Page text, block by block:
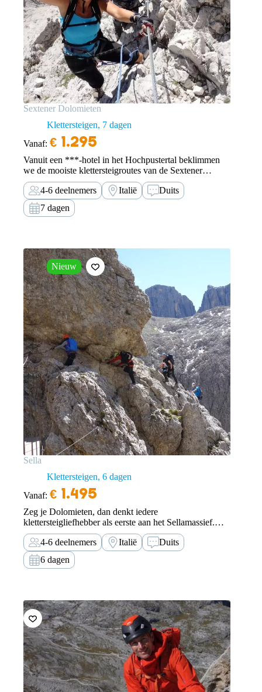
Sextener Dolomieten
Klettersteigen 7 dagen
Vanaf: € 1.295
Vanuit een ***-hotel in het Hochpustertal beklimmen
we de mooiste klettersteigroutes van de Sextener
Dolomieten, de bakermat van het klettersteigen.
4-6 deelnemers
Italië
Duits
7 dagen
Nieuw
Sella
Klettersteigen 6 dagen
Vanaf: € 1.495
Zeg je Dolomieten, dan denkt iedere
klettersteigliefhebber als eerste aan het Sellamassief.
Korte aanloop naar het begin van de routes en machtige
rotsen hebben absoluut bijgedragen aan de bekendheid
en de populariteit van dit gebied.
4-6 deelnemers Italië
Duits
6 dagen